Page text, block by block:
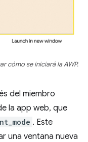
cómo se iniciará la AWP.
del miembro
la app web, que
. Este
una ventana nueva